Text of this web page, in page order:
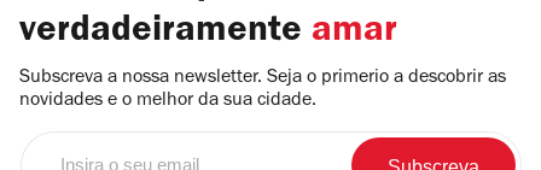
verdadeiramente amar
Subscreva a nossa newsletter. Seja o primerio a descobrir as
novidades e o melhor da sua cidade.